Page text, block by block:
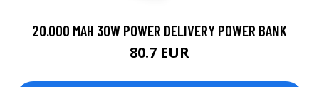
20.000 MAH 30W POWER DELIVERY POWER BANK
80.7 EUR